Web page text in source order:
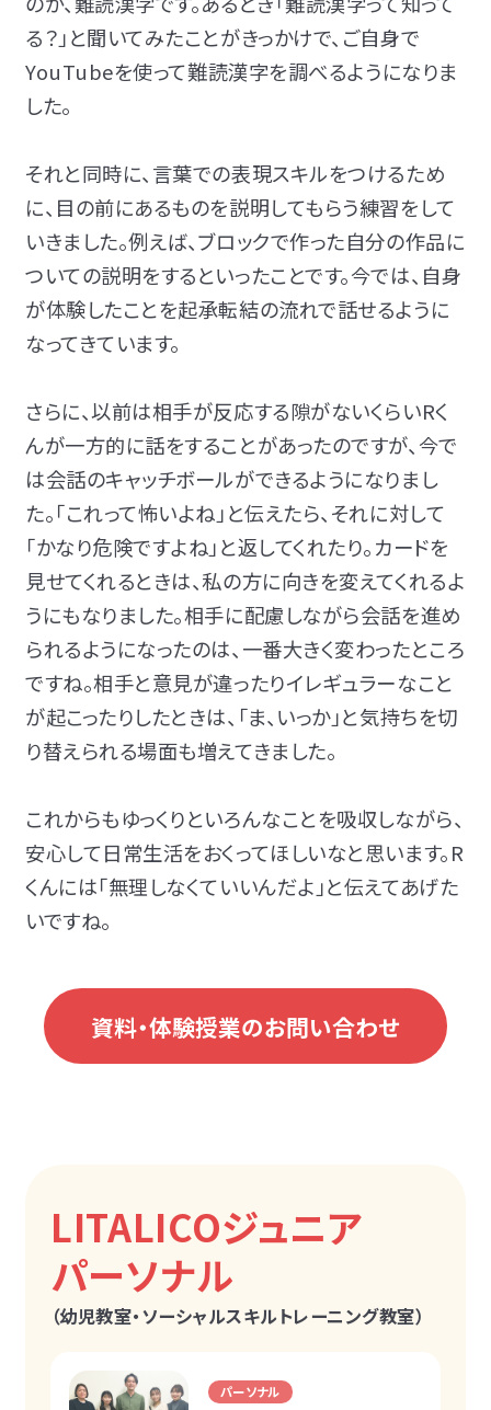
る？」と聞いてみたことがきっかけで、ご自身で
YouTubeを使って難読漢字を調べるようになりま
した。
それと同時に、言葉での表現スキルをつけるため
に、目の前にあるものを説明してもらう練習をして
いきました。例えば、ブロックで作った自分の作品に
ついての説明をするといったことです。今では、自身
が体験したことを起承転結の流れで話せるように
なってきています。
さらに、以前は相手が反応する隙がないくらいRく
んが一方的に話をすることがあったのですが、今で
は会話のキャッチボールができるようになりまし
た。「これって怖いよね」と伝えたら、それに対して
「かなり危険ですよね」と返してくれたり。カードを
見せてくれるときは、私の方に向きを変えてくれるよ
うにもなりました。相手に配慮しながら会話を進め
られるようになったのは、一番大きく変わったところ
ですね。相手と意見が違ったりイレギュラーなこと
が起こったりしたときは、「ま、いっか」と気持ちを切
り替えられる場面も増えてきました。
これからもゆっくりといろんなことを吸収しながら、
安心して日常生活をおくってほしいなと思います。R
くんには「無理しなくていいんだよ」と伝えてあげた
いですね。
資料・体験授業のお問い合わせ
LITALICOジュニア
パーソナル
（幼児教室・ソーシャルスキルトレーニング教室）
パーソナル